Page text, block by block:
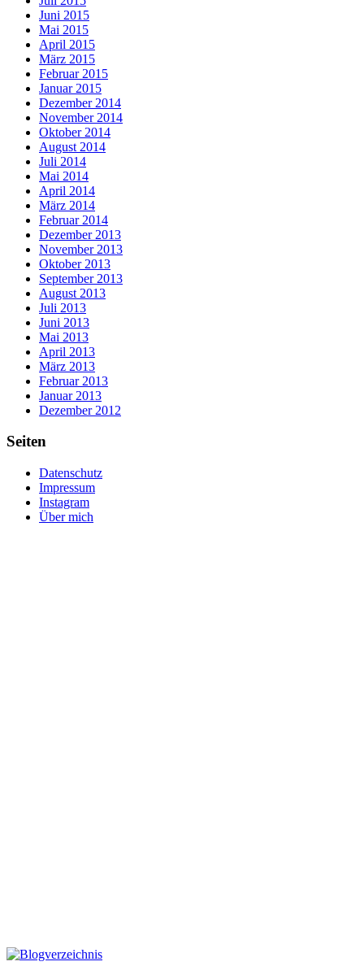
Juni 2015
Mai 2015
April 2015
März 2015
Februar 2015
Januar 2015
Dezember 2014
November 2014
Oktober 2014
August 2014
Juli 2014
Mai 2014
April 2014
März 2014
Februar 2014
Dezember 2013
November 2013
Oktober 2013
September 2013
August 2013
Juli 2013
Juni 2013
Mai 2013
April 2013
März 2013
Februar 2013
Januar 2013
Dezember 2012
Seiten
Datenschutz
Impressum
Instagram
Über mich